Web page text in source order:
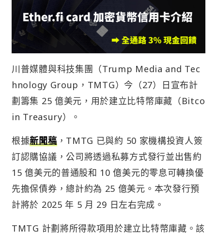
川普媒體與科技集團（Trump Media and Tec
hnology Group，TMTG）今（27）日宣布計
劃籌集 25 億美元，用於建立比特幣庫藏（Bitco
in Treasury）。
根據新聞稿，TMTG 已與約 50 家機構投資人簽
訂認購協議，公司將透過私募方式發行並出售約
15 億美元的普通股和 10 億美元的零息可轉換優
先擔保債券，總計約為 25 億美元。本次發行預
計將於 2025 年 5 月 29 日左右完成。
TMTG 計劃將所得款項用於建立比特幣庫藏。該